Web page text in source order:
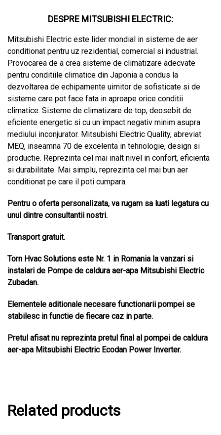
DESPRE MITSUBISHI ELECTRIC:
Mitsubishi Electric este lider mondial in sisteme de aer
conditionat pentru uz rezidential, comercial si industrial.
Provocarea de a crea sisteme de climatizare adecvate
pentru conditiile climatice din Japonia a condus la
dezvoltarea de echipamente uimitor de sofisticate si de
sisteme care pot face fata in aproape orice conditii
climatice. Sisteme de climatizare de top, deosebit de
eficiente energetic si cu un impact negativ minim asupra
mediului inconjurator. Mitsubishi Electric Quality, abreviat
MEQ, inseamna 70 de excelenta in tehnologie, design si
productie. Reprezinta cel mai inalt nivel in confort, eficienta
si durabilitate. Mai simplu, reprezinta cel mai bun aer
conditionat pe care il poti cumpara.
Pentru o oferta personalizata, va rugam sa luati legatura cu
unul dintre consultantii nostri.
Transport gratuit.
Torn Hvac Solutions este Nr. 1 in Romania la vanzari si
instalari de Pompe de caldura aer-apa Mitsubishi Electric
Zubadan.
Elementele aditionale necesare functionarii pompei se
stabilesc in functie de fiecare caz in parte.
Pretul afisat nu reprezinta pretul final al pompei de caldura
aer-apa Mitsubishi Electric Ecodan Power Inverter.
Related products